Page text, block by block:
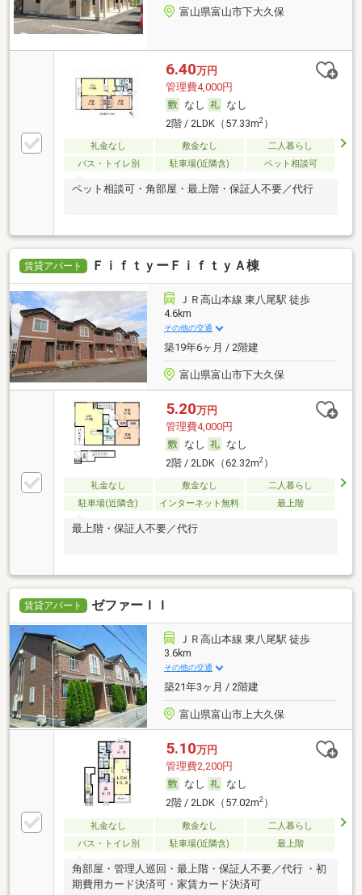
富山県富山市下大久保
6.40万円
管理費4,000円
なし
なし
2階 / 2LDK（57.33m2）
礼金なし 敷金なし
二人暮らし
バス・トイレ別
駐車場(近隣含) ペット相談可
ペット相談可・角部屋・最上階・保証人不要／代行
賃貸アパート ＦｉｆｔｙーＦｉｆｔｙＡ棟
ＪＲ高山本線 東八尾駅 徒歩
4.6km
その他の交通
築19年6ヶ月 / 2階建
富山県富山市下大久保
5.20万円
管理費4,000円
なし
なし
2階 / 2LDK（62.32m2）
礼金なし 敷金なし
二人暮らし
駐車場(近隣含)
インターネット無料 最上階
最上階・保証人不要／代行
賃貸アパート ゼファーＩＩ
ＪＲ高山本線 東八尾駅 徒歩
3.6km
その他の交通
築21年3ヶ月 / 2階建
富山県富山市上大久保
5.10万円
管理費2,200円
なし
なし
2階 / 2LDK（57.02m2）
礼金なし 敷金なし
二人暮らし
バス・トイレ別
駐車場(近隣含) 最上階
角部屋・管理人巡回・最上階・保証人不要／代行 ・初
期費用カード決済可・家賃カード決済可